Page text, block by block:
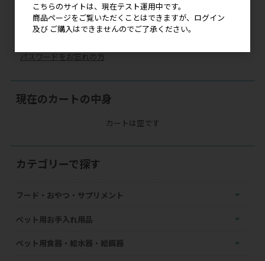
ログイン
パスワードをお忘れの方
現在のカートの中身
カートは空です
カテゴリーで探す
フード・おやつ・サプリメント
ペット用お手入れ用品
ペット用食器・給水器・給餌器
こちらのサイトは、現在テスト運用中です。
商品ページをご覧いただくことはできますが、ログイン
及び ご購入はできませんのでご了承ください。